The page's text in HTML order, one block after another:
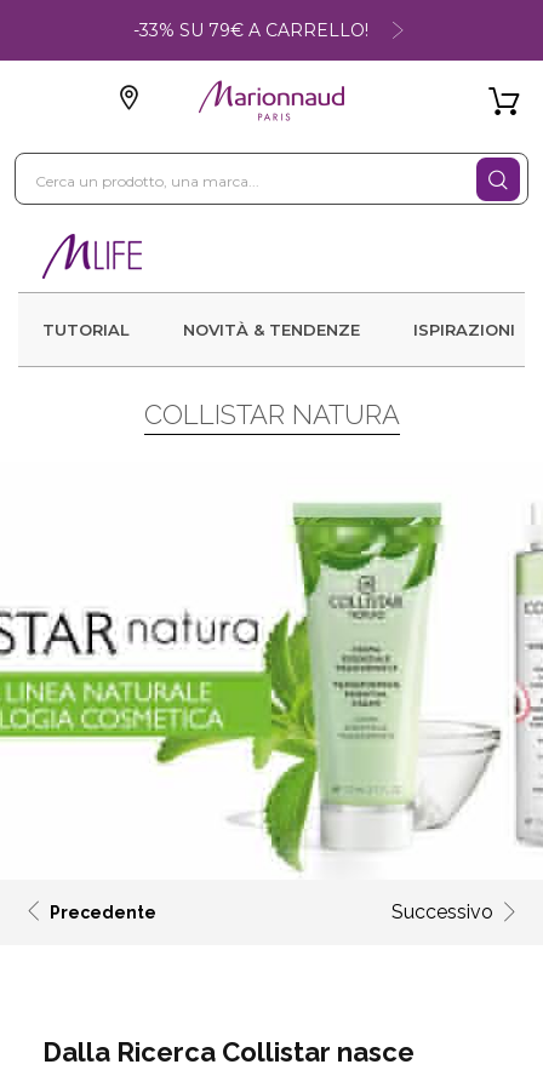
-33% SU 79€ A CARRELLO!
TUTORIAL NOVITÀ & TENDENZE ISPIRAZIONI
COLLISTAR NATURA
Precedente Successivo
Dalla Ricerca Collistar nasce